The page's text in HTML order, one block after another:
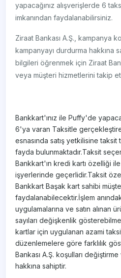
yapacağınız alışverişlerde 6
imkanından faydalanabilirsiniz.
Ziraat Bankası A.Ş., kampanya
kampanyayı durdurma hakkına
bilgileri öğrenmek için Ziraat
veya müşteri hizmetlerini takip
Bankkart'ınız ile Puffy'de
6'ya varan Taksitle
esnasında satış yetkilisine taksit
fayda bulunmaktadır.Taksit
Bankkart'ın kredi kartı özelliği
işyerlerinde geçerlidir.Taksit
Bankkart Başak kart sahibi
faydalanabilecektir.İşlem
uygulamalarına ve satın alınan
sayıları değişkenlik
kartlar için uygulanan azami
düzenlemelere göre farklılık
Bankası A.Ş. koşulları
hakkına sahiptir.